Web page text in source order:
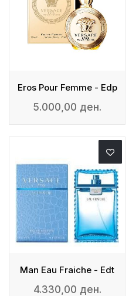
Eros Pour Femme - Edp
5.000,00 ден.
Man Eau Fraiche - Edt
4.330,00 ден.